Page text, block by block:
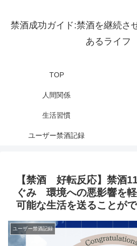
禁酒成功ガイド:禁酒を継続さ
あるライフ
TOP
人間関係
生活習慣
ユーザー禁酒記録
【禁酒 好転反応】禁酒
ぐみ 環境への悪影響を
可能な生活を送ることがで
ユーザー禁酒記録